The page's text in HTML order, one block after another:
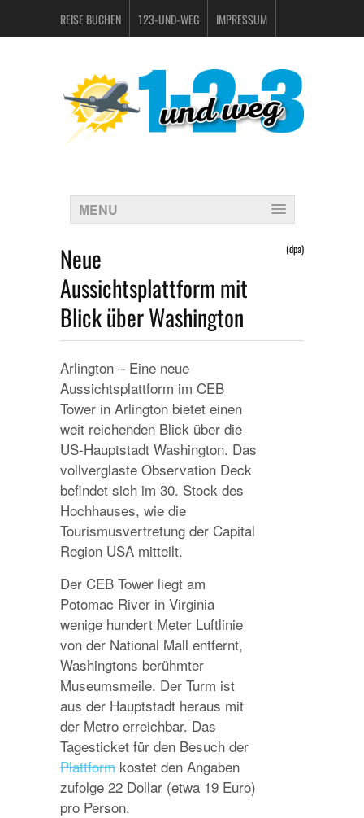
REISE BUCHEN 123-UND-WEG IMPRESSUM
MENU
Neue
Aussichtsplattform mit
Blick über Washington
(dpa)
Arlington – Eine neue
Aussichtsplattform im CEB
Tower in Arlington bietet einen
weit reichenden Blick über die
US-Hauptstadt Washington. Das
vollverglaste Observation Deck
befindet sich im 30. Stock des
Hochhauses, wie die
Tourismusvertretung der Capital
Region USA mitteilt.
Der CEB Tower liegt am
Potomac River in Virginia
wenige hundert Meter Luftlinie
von der National Mall entfernt,
Washingtons berühmter
Museumsmeile. Der Turm ist
aus der Hauptstadt heraus mit
der Metro erreichbar. Das
Tagesticket für den Besuch der
Plattform kostet den Angaben
zufolge 22 Dollar (etwa 19 Euro)
pro Person.